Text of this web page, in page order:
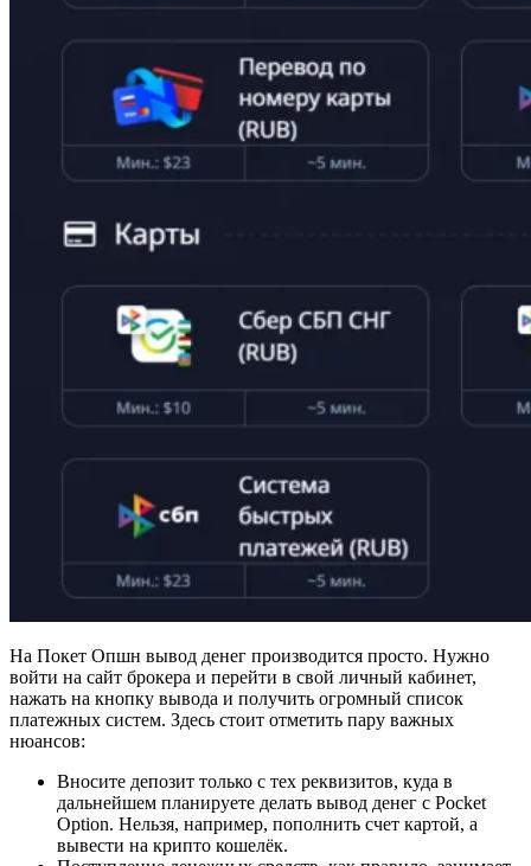
На Покет Опшн вывод денег производится просто. Нужно
войти на сайт брокера и перейти в свой личный кабинет,
нажать на кнопку вывода и получить огромный список
платежных систем. Здесь стоит отметить пару важных
нюансов:
Вносите депозит только с тех реквизитов, куда в
дальнейшем планируете делать вывод денег с Pocket
Option. Нельзя, например, пополнить счет картой, а
вывести на крипто кошелёк.